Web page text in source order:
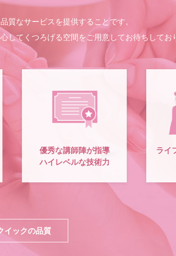
質なサービスを提供することです。
してくつろげる空間をご用意してお待ちしてお
優秀な講師陣が指導
ハイレベルな技術力
ライ
イックの品質